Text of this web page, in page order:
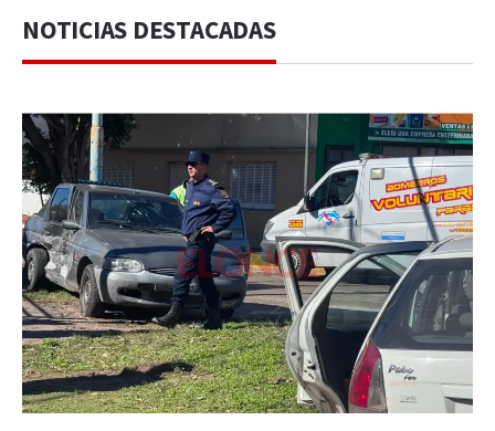
NOTICIAS DESTACADAS